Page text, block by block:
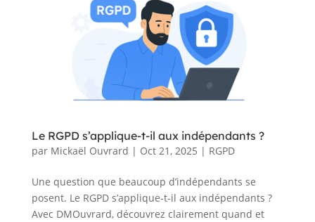
Le RGPD s’applique-t-il aux indépendants ?
par Mickaël Ouvrard | Oct 21, 2025 | RGPD
Une question que beaucoup d’indépendants se
posent. Le RGPD s’applique-t-il aux indépendants ?
Avec DMOuvrard, découvrez clairement quand et